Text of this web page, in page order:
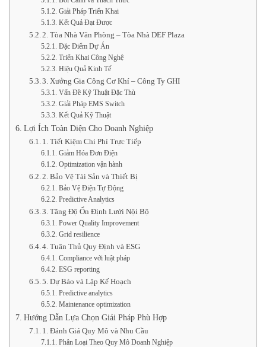
Giải Pháp Triển Khai
Kết Quả Đạt Được
2. Tòa Nhà Văn Phòng – Tòa Nhà DEF Plaza
Đặc Điểm Dự Án
Triển Khai Công Nghệ
Hiệu Quả Kinh Tế
3. Xưởng Gia Công Cơ Khí – Công Ty GHI
Vấn Đề Kỹ Thuật Đặc Thù
Giải Pháp EMS Switch
Kết Quả Kỹ Thuật
Lợi Ích Toàn Diện Cho Doanh Nghiệp
1. Tiết Kiệm Chi Phí Trực Tiếp
Giảm Hóa Đơn Điện
Optimization vận hành
2. Bảo Vệ Tài Sản và Thiết Bị
Bảo Vệ Điện Tự Động
Predictive Analytics
3. Tăng Độ Ổn Định Lưới Nội Bộ
Power Quality Improvement
Grid resilience
4. Tuân Thủ Quy Định và ESG
Compliance với luật pháp
ESG reporting
5. Dự Báo và Lập Kế Hoạch
Predictive analytics
Maintenance optimization
Hướng Dẫn Lựa Chọn Giải Pháp Phù Hợp
1. Đánh Giá Quy Mô và Nhu Cầu
Phân Loại Theo Quy Mô Doanh Nghiệp